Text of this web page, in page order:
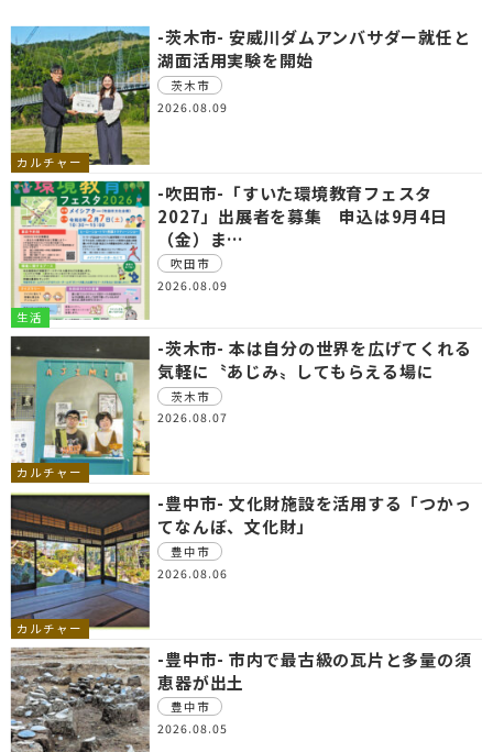
カルチャー
-茨木市- 安威川ダムアンバサダー就任と
湖面活用実験を開始
茨木市
2026.08.09
生活
-吹田市-「すいた環境教育フェスタ
2027」出展者を募集 申込は9月4日
（金）ま…
吹田市
2026.08.09
カルチャー
-茨木市- 本は自分の世界を広げてくれる
気軽に〝あじみ〟してもらえる場に
茨木市
2026.08.07
カルチャー
-豊中市- 文化財施設を活用する「つかっ
てなんぼ、文化財」
豊中市
2026.08.06
-豊中市- 市内で最古級の瓦片と多量の須
恵器が出土
豊中市
2026.08.05